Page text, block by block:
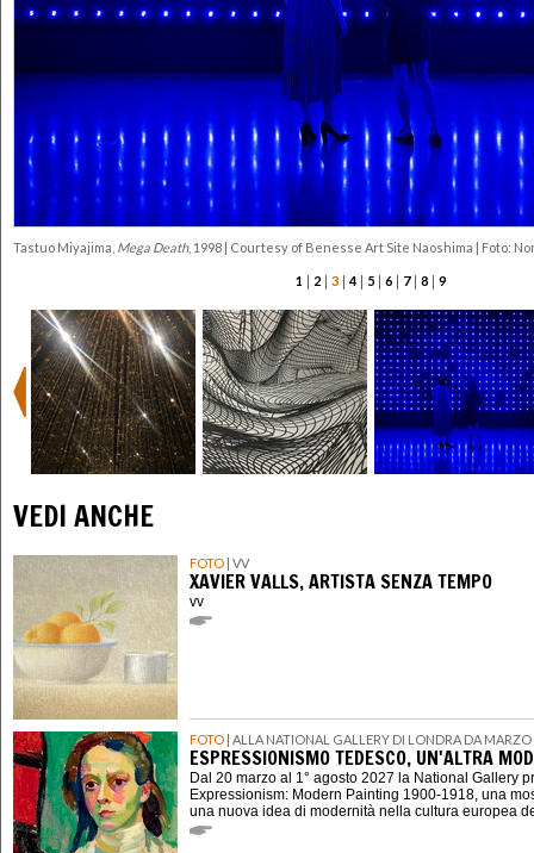
Tastuo Miyajima, Mega Death, 1998 | Courtesy of Benesse Art Site Naoshima | Foto:
1 | 2 | 3 | 4 | 5 | 6 | 7| 8 | 9
VEDI ANCHE
FOTO | VV
XAVIER VALLS, ARTISTA SENZA TEMPO
vv
FOTO | ALLA NATIONAL GALLERY DI LONDRA DA
ESPRESSIONISMO TEDESCO, UN'ALTRA
Dal 20 marzo al 1° agosto 2027 la National Gallery
Expressionism: Modern Painting 1900-1918, una
una nuova idea di modernità nella cultura europea